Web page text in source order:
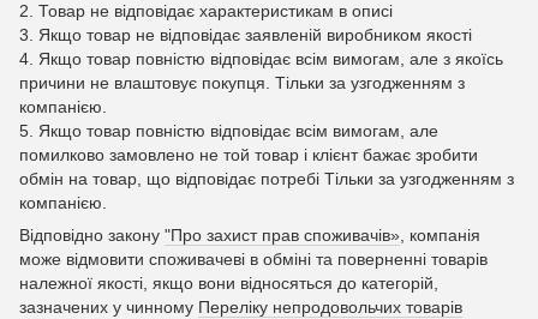
2. Товар не відповідає характеристикам в описі
3. Якщо товар не відповідає заявленій виробником якості
4. Якщо товар повністю відповідає всім вимогам, але з якоїсь
причини не влаштовує покупця. Тільки за узгодженням з
компанією.
5. Якщо товар повністю відповідає всім вимогам, але
помилково замовлено не той товар і клієнт бажає зробити
обмін на товар, що відповідає потребі Тільки за узгодженням з
компанією.
Відповідно закону "Про захист прав споживачів» , компанія
може відмовити споживачеві в обміні та поверненні товарів
належної якості, якщо вони відносяться до категорій,
зазначених у чинному Переліку непродовольчих товарів